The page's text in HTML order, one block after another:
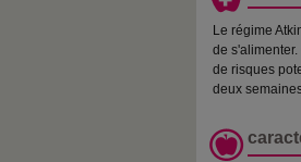
Le régime
de
de risques
deux